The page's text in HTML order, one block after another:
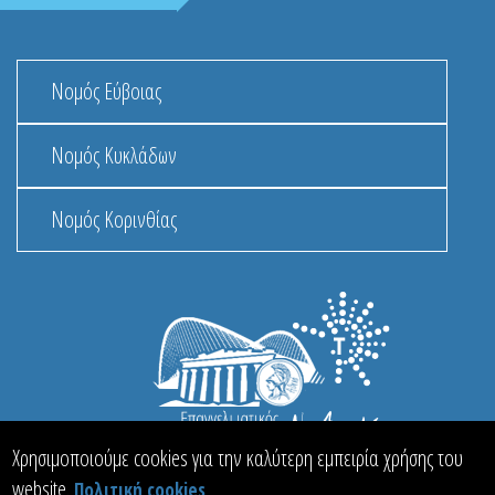
Νομός Εύβοιας
Νομός Κυκλάδων
Νομός Κορινθίας
Χρησιμοποιούμε cookies για την καλύτερη εμπειρία χρήσης του
website.